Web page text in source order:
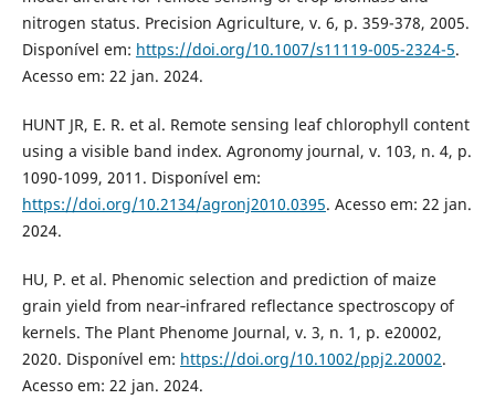
nitrogen status. Precision Agriculture, v. 6, p. 359-378, 2005.
Disponível em: https://doi.org/10.1007/s11119-005-2324-5.
Acesso em: 22 jan. 2024.
HUNT JR, E. R. et al. Remote sensing leaf chlorophyll content
using a visible band index. Agronomy journal, v. 103, n. 4, p.
1090-1099, 2011. Disponível em:
https://doi.org/10.2134/agronj2010.0395. Acesso em: 22 jan.
2024.
HU, P. et al. Phenomic selection and prediction of maize
grain yield from near‐infrared reflectance spectroscopy of
kernels. The Plant Phenome Journal, v. 3, n. 1, p. e20002,
2020. Disponível em: https://doi.org/10.1002/ppj2.20002.
Acesso em: 22 jan. 2024.